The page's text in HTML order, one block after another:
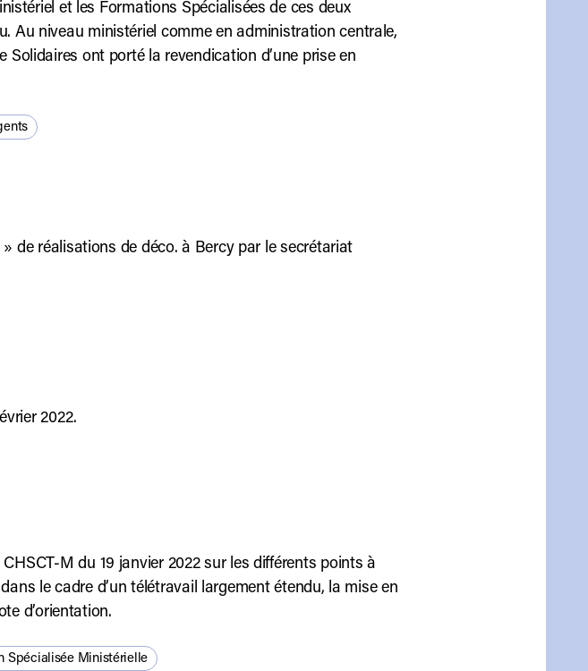
et les Formations Spécialisées de ces deux
Au niveau ministériel comme en administration centrale,
Solidaires ont porté la revendication d’une prise en
de réalisations de déco. à Bercy par le secrétariat
2022.
M du 19 janvier 2022 sur les différents points à
le cadre d’un télétravail largement étendu, la mise en
d’orientation.
Spécialisée Ministérielle